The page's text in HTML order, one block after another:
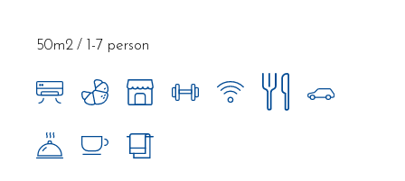
50m2 1-7 person